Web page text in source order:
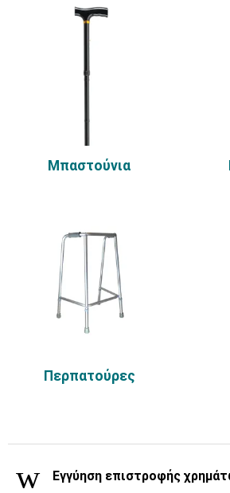
Μπαστούνια
Περπατούρες
Εγγύηση επιστροφής